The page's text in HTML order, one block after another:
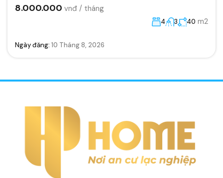
8.000.000 vnđ / tháng
4 3 40 m2
Ngày đăng: 10 Tháng 8, 2026